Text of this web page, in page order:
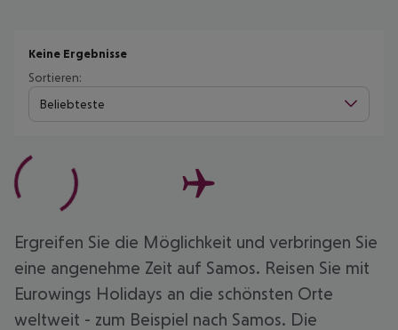
Keine Ergebnisse
Sortieren:
Beliebteste
Ergreifen Sie die Möglichkeit und verbringen Sie
eine angenehme Zeit auf Samos. Reisen Sie mit
Eurowings Holidays an die schönsten Orte
weltweit - zum Beispiel nach Samos. Die